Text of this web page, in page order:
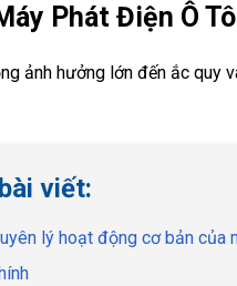
Phát Điện Ô
ảnh hưởng lớn đến ắc quy
viết:
lý hoạt động cơ bản của